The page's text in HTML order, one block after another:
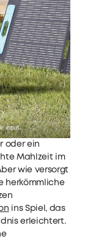
oder ein
Mahlzeit im
wie versorgt
herkömmliche
ins Spiel, das
erleichtert.